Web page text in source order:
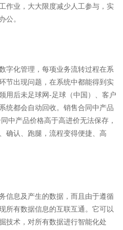
作业，大大限度减少人工参与，实
公。
化管理，每项业务流转过程在系
节出现问题，在系统中都能得到实
用后未足球网-足球（中国）、客户
统都会自动回收。销售合同中产品
中产品价格高于高进价无法保存，
确认、跑腿，流程变得便捷、高
息及产生的数据，而且由于遵循
所有数据信息的互联互通。它可以
技术，对所有数据进行智能化处